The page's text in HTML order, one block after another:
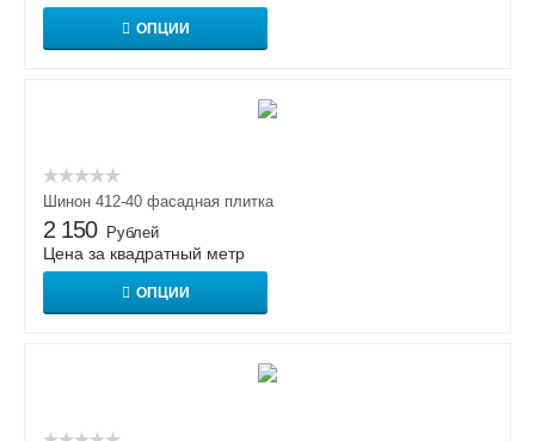
ОПЦИИ
Шинон 412-40 фасадная плитка
2 150 Рублей
Цена за квадратный метр
ОПЦИИ